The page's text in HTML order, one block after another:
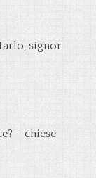
signor
– chiese